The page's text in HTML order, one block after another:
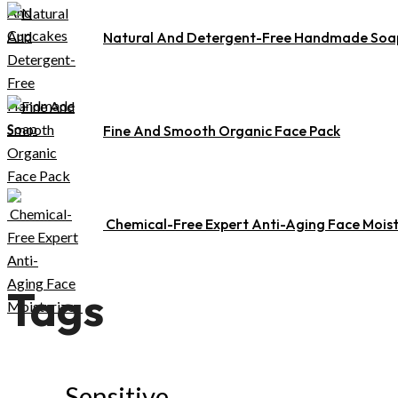
Natural And Detergent-Free Handmade
Fine And Smooth Organic Face Pack
Chemical-Free Expert Anti-Aging Face
Tags